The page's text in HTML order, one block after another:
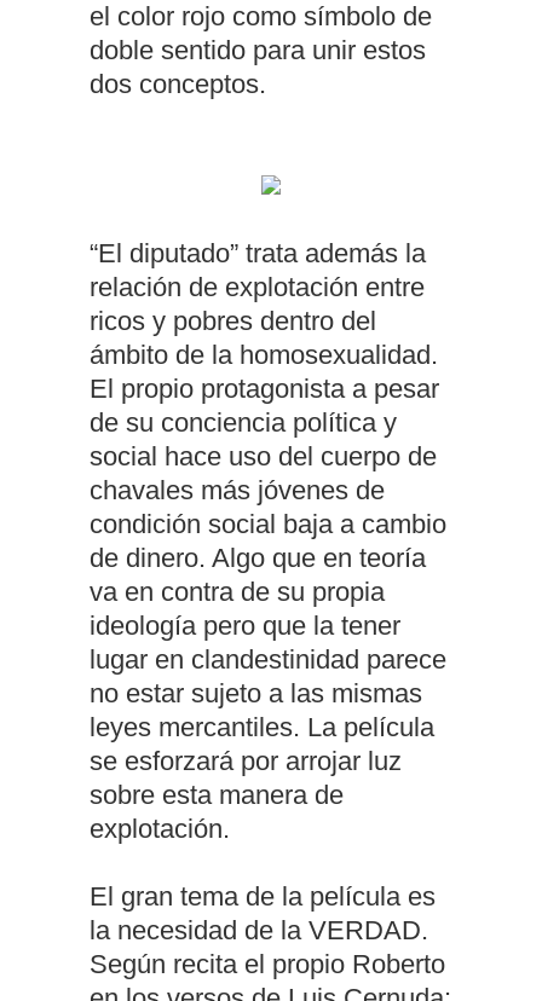
el color rojo como símbolo de
doble sentido para unir estos
dos conceptos.
“El diputado” trata además la
relación de explotación entre
ricos y pobres dentro del
ámbito de la homosexualidad.
El propio protagonista a pesar
de su conciencia política y
social hace uso del cuerpo de
chavales más jóvenes de
condición social baja a cambio
de dinero. Algo que en teoría
va en contra de su propia
ideología pero que la tener
lugar en clandestinidad parece
no estar sujeto a las mismas
leyes mercantiles. La película
se esforzará por arrojar luz
sobre esta manera de
explotación.
El gran tema de la película es
la necesidad de la VERDAD.
Según recita el propio Roberto